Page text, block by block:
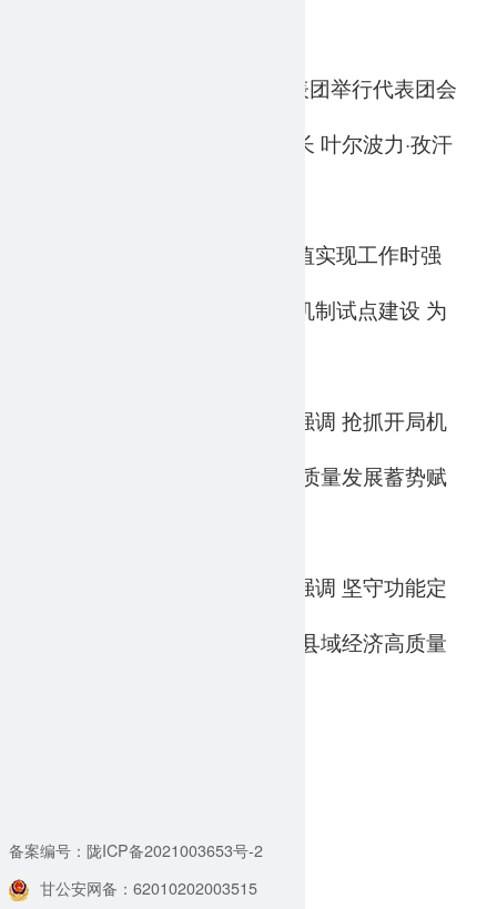
省十四届人大四次会议张掖代表团举行代表团会
议 推选卢小亨为张掖代表团团长 叶尔波力·孜汗
叶尔波力·孜汗调研生态产品价值实现工作时强
调 加快推进生态产品价值实现机制试点建设 为
叶尔波力·孜汗调研项目建设时强调 抢抓开局机
遇 提升项目质效 为县域经济高质量发展蓄势赋
叶尔波力·孜汗在高台县调研时强调 坚守功能定
位 壮大优势产业 因地制宜推动县域经济高质量
备案编号：陇ICP备2021003653号-2
甘公安网备：62010202003515